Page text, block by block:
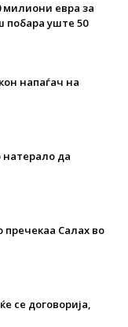
милиони евра за
побара уште 50
напаѓач на
да
Салах во
се договорија,